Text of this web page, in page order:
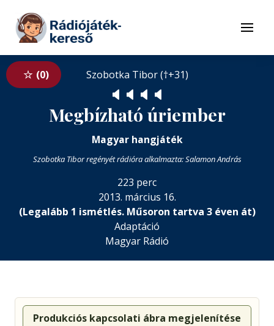
Tovább a tartalomhoz
Menü
0 Szobotka Tibor (†+31)
🔈 🔈 🔈 🔈
Megbízható úriember
Magyar hangjáték
Szobotka Tibor regényét rádióra alkalmazta: Salamon András
223 perc
2013. március 16.
(Legalább 1 ismétlés. Műsoron tartva 3 éven át)
Adaptáció
Magyar Rádió
Produkciós kapcsolati ábra megjelenítése